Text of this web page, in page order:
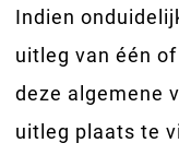
Indien
uitleg van één
deze algemene
uitleg plaats te